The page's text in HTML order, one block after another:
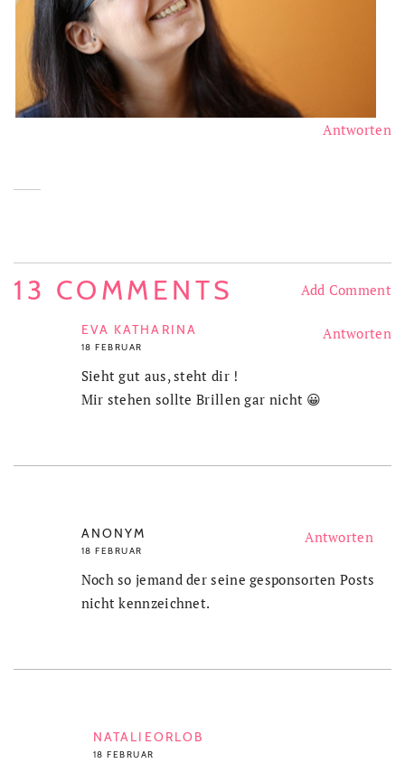
13 COMMENTS Add Comment
EVA KATHARINA
18 FEBRUAR
Antworten
Sieht gut aus, steht dir !
Mir stehen sollte Brillen gar nicht 😀
ANONYM
18 FEBRUAR
Antworten
Noch so jemand der seine gesponsorten Posts
nicht kennzeichnet.
NATALIEORLOB
18 FEBRUAR
Antworten